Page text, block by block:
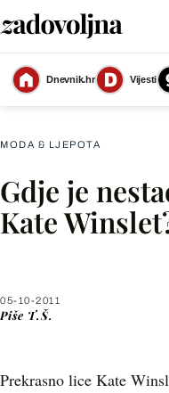
Dnevnik.hr Vijesti
MODA & LJEPOTA
Gdje je
Kate
05-10-2011
Piše T.Š.
Prekrasno lice Kate